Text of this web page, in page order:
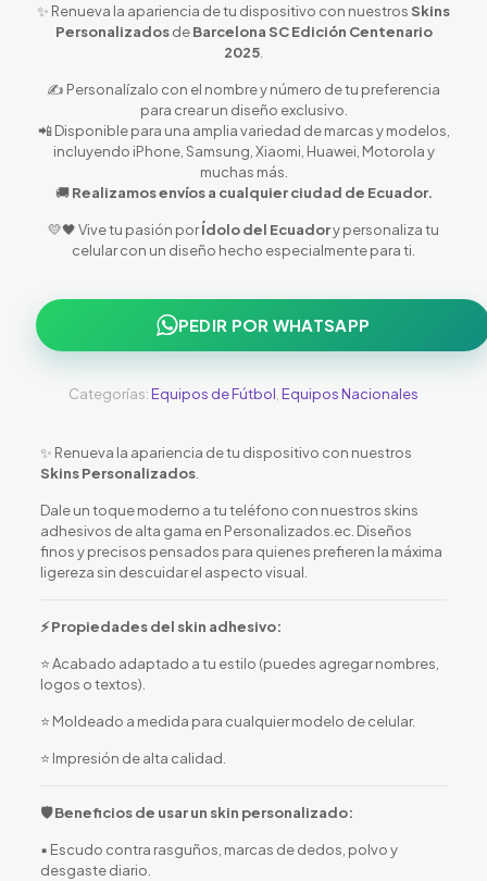
✨ Renueva la apariencia de tu dispositivo con nuestros Skins
PersonalizadosdeBarcelona SC Edición Centenario
2025
✍️ Personalízalo con el nombre y número de tu preferencia
para crear un diseño exclusivo.
📲 Disponible para una amplia variedad de marcas y modelos,
incluyendo iPhone, Samsung, Xiaomi, Huawei, Motorola y
muchas más.
🚚Realizamos envíos a cualquier ciudad de Ecuador.
💛🖤 Vive tu pasión porÍdolo del Ecuadory personaliza tu
celular con un diseño hecho especialmente para ti.
PEDIR POR WHATSAPP
Categorías: Equipos de Fútbol Equipos Nacionales
✨ Renueva la apariencia de tu dispositivo con nuestros
Skins Personalizados.
Dale un toque moderno a tu teléfono con nuestros skins
adhesivos de alta gama en Personalizados.ec. Diseños
finos y precisos pensados para quienes prefieren la máxima
ligereza sin descuidar el aspecto visual.
⚡ Propiedades del skin adhesivo:
⭐ Acabado adaptado a tu estilo (puedes agregar nombres,
logos o textos).
⭐ Moldeado a medida para cualquier modelo de celular.
⭐ Impresión de alta calidad.
🛡️ Beneficios de usar un skin personalizado:
▪️ Escudo contra rasguños, marcas de dedos, polvo y
desgaste diario.